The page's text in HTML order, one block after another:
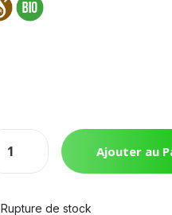
Ajouter au
Rupture de stock